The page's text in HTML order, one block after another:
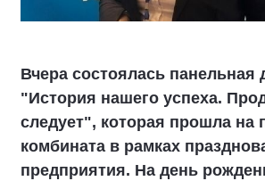
Вчера состоялась панельная
"История нашего успеха.
следует", которая прошла на
комбината в рамках
предприятия. На день